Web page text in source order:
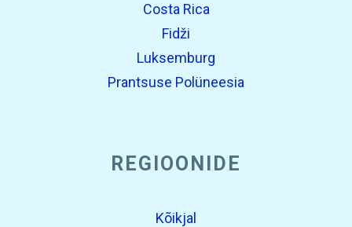
Costa Rica
Fidži
Luksemburg
Prantsuse Polüneesia
REGIOONIDE
Kõikjal